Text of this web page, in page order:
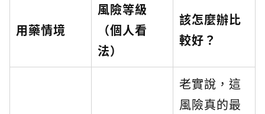
用藥情境
風險等級
（個人看
法）
該怎麼辦比
較好？
老實說，這
風險真的最